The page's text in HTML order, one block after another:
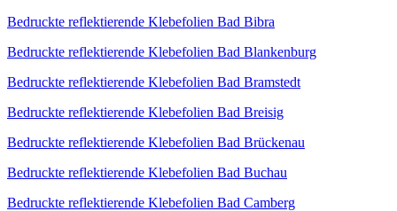
Bedruckte reflektierende Klebefolien Bad Bibra
Bedruckte reflektierende Klebefolien Bad Blankenburg
Bedruckte reflektierende Klebefolien Bad Bramstedt
Bedruckte reflektierende Klebefolien Bad Breisig
Bedruckte reflektierende Klebefolien Bad Brückenau
Bedruckte reflektierende Klebefolien Bad Buchau
Bedruckte reflektierende Klebefolien Bad Camberg